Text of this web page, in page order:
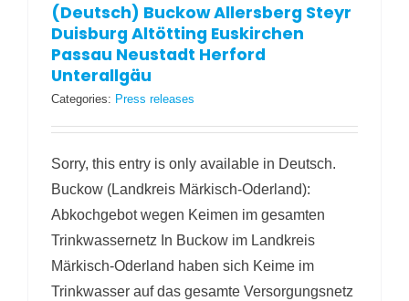
(Deutsch) Buckow Allersberg Steyr
Duisburg Altötting Euskirchen
Passau Neustadt Herford
Unterallgäu
Categories: Press releases
Sorry, this entry is only available in Deutsch.
Buckow (Landkreis Märkisch-Oderland):
Abkochgebot wegen Keimen im gesamten
Trinkwassernetz In Buckow im Landkreis
Märkisch-Oderland haben sich Keime im
Trinkwasser auf das gesamte Versorgungsnetz